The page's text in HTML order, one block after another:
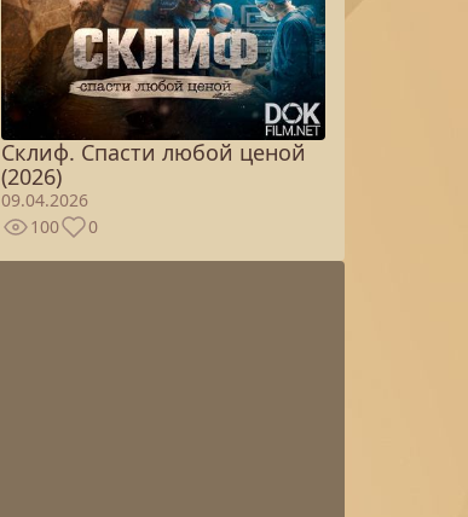
Склиф. Спасти любой ценой
(2026)
09.04.2026
100
0